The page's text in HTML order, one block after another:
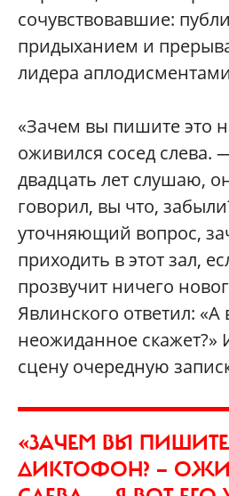
сочувствовавшие:
придыханием и
лидера
«Зачем вы пишите это
оживился сосед слева.
двадцать лет слушаю,
говорил, вы что,
уточняющий вопрос,
приходить в этот зал,
прозвучит ничего
Явлинского ответил: «А
неожиданное скажет?»
сцену очередную
«ЗАЧЕМ ВЫ
ДИКТОФОН? —